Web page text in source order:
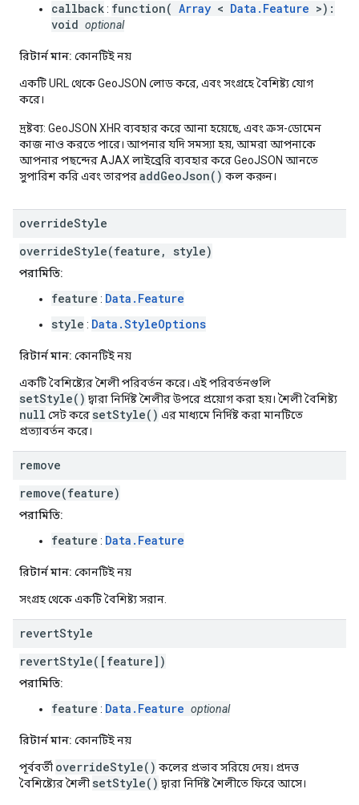
callback: function( Array < Data.Feature >):
void optional
রিটার্ন মান: কোনটিই নয়
একটি URL থেকে GeoJSON লোড করে, এবং সংগ্রহে বৈশিষ্ট্য যোগ
করে।
দ্রষ্টব্য: GeoJSON XHR ব্যবহার করে আনা হয়েছে, এবং ক্রস-ডোমেন
কাজ নাও করতে পারে। আপনার যদি সমস্যা হয়, আমরা আপনাকে
আপনার পছন্দের AJAX লাইব্রেরি ব্যবহার করে GeoJSON আনতে
সুপারিশ করি এবং তারপরaddGeoJson() কল করুন।
overrideStyle
overrideStyle(feature, style)
পরামিতি:
feature : Data.Feature
style : Data.StyleOptions
রিটার্ন মান: কোনটিই নয়
একটি বৈশিষ্ট্যের শৈলী পরিবর্তন করে। এই পরিবর্তনগুলি
setStyle() দ্বারা নির্দিষ্ট শৈলীর উপরে প্রয়োগ করা হয়। শৈলী বৈশিষ্ট্য
null সেট করে setStyle() এর মাধ্যমে নির্দিষ্ট করা মানটিতে
প্রত্যাবর্তন করে।
remove
remove(feature)
পরামিতি:
feature : Data.Feature
রিটার্ন মান: কোনটিই নয়
সংগ্রহ থেকে একটি বৈশিষ্ট্য সরান.
revertStyle
revertStyle([feature])
পরামিতি:
feature : Data.Feature optional
রিটার্ন মান: কোনটিই নয়
পূর্ববর্তী overrideStyle() কলের প্রভাব সরিয়ে দেয়। প্রদত্ত
বৈশিষ্ট্যের শৈলী setStyle() দ্বারা নির্দিষ্ট শৈলীতে ফিরে আসে।